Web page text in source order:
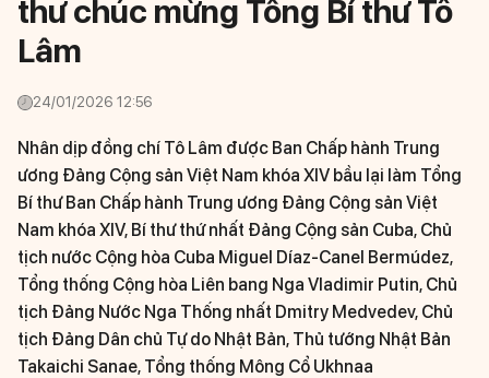
thư chúc mừng Tổng Bí thư Tô
Lâm
24/01/2026 12:56
Nhân dịp đồng chí Tô Lâm được Ban Chấp hành Trung
ương Đảng Cộng sản Việt Nam khóa XIV bầu lại làm Tổng
Bí thư Ban Chấp hành Trung ương Đảng Cộng sản Việt
Nam khóa XIV, Bí thư thứ nhất Đảng Cộng sản Cuba, Chủ
tịch nước Cộng hòa Cuba Miguel Díaz-Canel Bermúdez,
Tổng thống Cộng hòa Liên bang Nga Vladimir Putin, Chủ
tịch Đảng Nước Nga Thống nhất Dmitry Medvedev, Chủ
tịch Đảng Dân chủ Tự do Nhật Bản, Thủ tướng Nhật Bản
Takaichi Sanae, Tổng thống Mông Cổ Ukhnaa